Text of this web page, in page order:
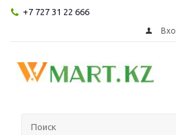
+7 727 31 22 666